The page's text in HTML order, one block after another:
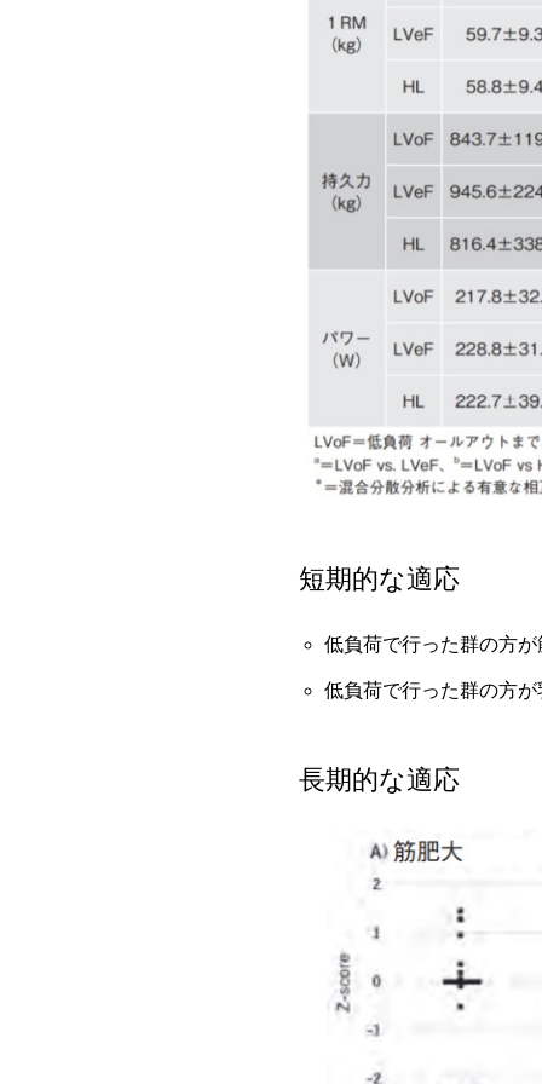
短期的な適応
低負荷で行った群の方
低負荷で行った群の方
長期的な適応